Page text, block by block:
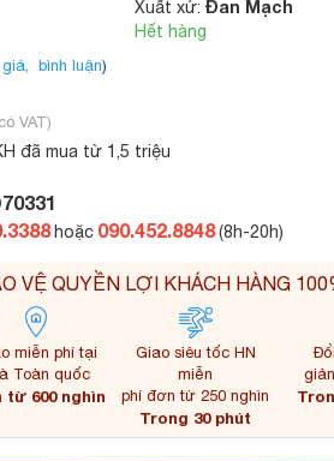
Xuất xứ: Đan Mạch
Hết hàng
bình luận)
VAT)
đã mua từ 1,5 triệu
VỆ QUYỀN LỢI KHÁCH HÀNG
miễn phí tại
Toàn quốc
600 nghìn
Giao siêu tốc HN
miễn
phí đơn từ 250 nghìn
Trong 30 phút
hoặc 090.452.8848(8h-20h)